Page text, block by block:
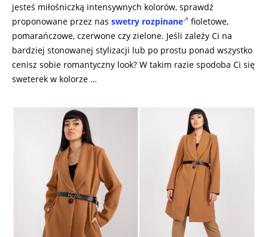
jesteś miłośniczką intensywnych kolorów, sprawdź
proponowane przez nas swetry rozpinane
fioletowe,
pomarańczowe, czerwone czy zielone. Jeśli zależy Ci na
bardziej stonowanej stylizacji lub po prostu ponad wszystko
cenisz sobie romantyczny look? W takim razie spodoba Ci się
sweterek w kolorze …